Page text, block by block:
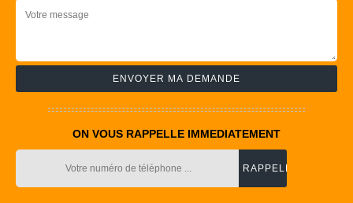
ON VOUS RAPPELLE IMMEDIATEMENT